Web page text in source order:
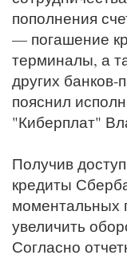
пополнения
— погашение
терминалы, а
других
пояснил
"Киберплат"
Получив
кредиты
моментальных
увеличить
Согласно